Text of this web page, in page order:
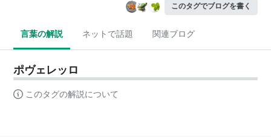
このタグでブログを書く
言葉の解説 ネットで話題 関連ブログ
ポヴェレッロ
このタグの解説について